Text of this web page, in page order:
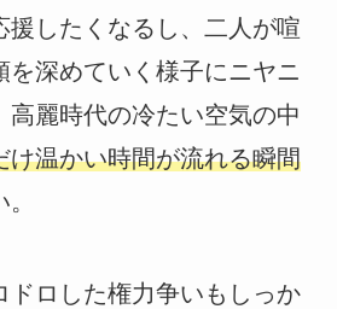
援したくなるし、二人が喧
を深めていく様子にニヤニ
高麗時代の冷たい空気の中
け温かい時間が流れる瞬間
ドロした権力争いもしっか